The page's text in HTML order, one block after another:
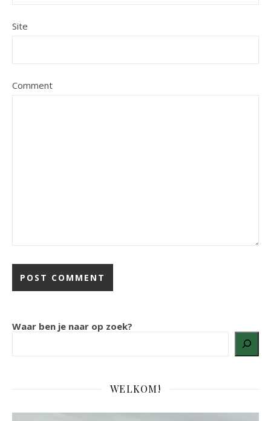
Site
Comment
Waar ben je naar op zoek?
WELKOM!